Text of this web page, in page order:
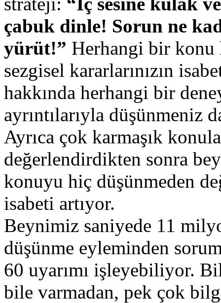
çabuk dinle! Sorun ne
yürüt!” Herhangi bir konu
sezgisel kararlarınızın
hakkında herhangi bir
ayrıntılarıyla düşünmeniz
Ayrıca çok karmaşık
değerlendirdikten sonra
konuyu hiç düşünmeden
isabeti artıyor.
Beynimiz saniyede 11
düşünme eyleminden
60 uyarımı işleyebiliyor.
bile varmadan, pek çok